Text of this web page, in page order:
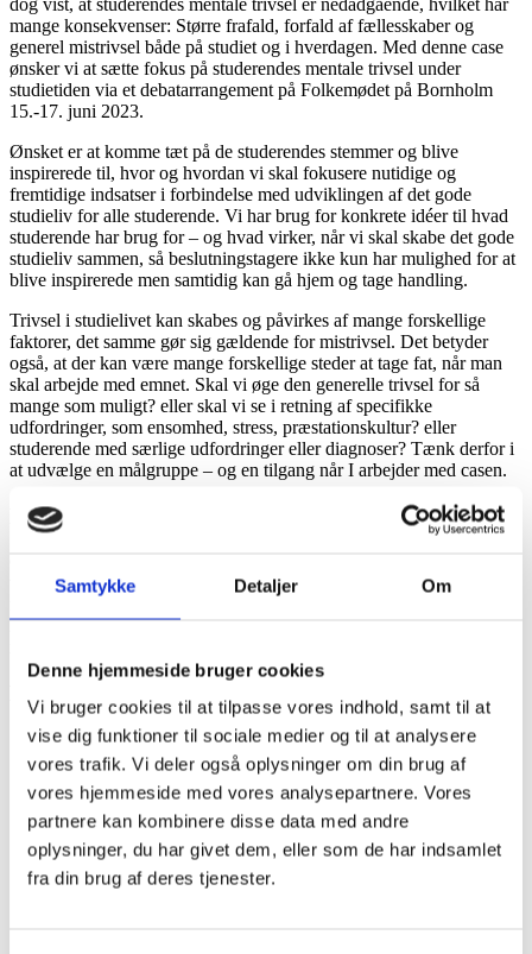
Samtykke Detaljer Om
Denne hjemmeside bruger cookies
Vi bruger cookies til at tilpasse vores indhold, samt til at
vise dig funktioner til sociale medier og til at analysere
vores trafik. Vi deler også oplysninger om din brug af
vores hjemmeside med vores analysepartnere. Vores
partnere kan kombinere disse data med andre
oplysninger, du har givet dem, eller som de har indsamlet
fra din brug af deres tjenester.
mange konsekvenser: Større frafald, forfald af fællesskaber og
generel mistrivsel både på studiet og i hverdagen. Med denne case
ønsker vi at sætte fokus på studerendes mentale trivsel under
studietiden via et debatarrangement på Folkemødet på Bornholm
15.-17. juni 2023.
Ønsket er at komme tæt på de studerendes stemmer og blive
inspirerede til, hvor og hvordan vi skal fokusere nutidige og
fremtidige indsatser i forbindelse med udviklingen af det gode
studieliv for alle studerende. Vi har brug for konkrete idéer til hvad
studerende har brug for – og hvad virker, når vi skal skabe det gode
studieliv sammen, så beslutningstagere ikke kun har mulighed for at
blive inspirerede men samtidig kan gå hjem og tage handling.
Trivsel i studielivet kan skabes og påvirkes af mange forskellige
faktorer, det samme gør sig gældende for mistrivsel. Det betyder
også, at der kan være mange forskellige steder at tage fat, når man
skal arbejde med emnet. Skal vi øge den generelle trivsel for så
mange som muligt? eller skal vi se i retning af specifikke
udfordringer, som ensomhed, stress, præstationskultur? eller
studerende med særlige udfordringer eller diagnoser? Tænk derfor i
at udvælge en målgruppe – og en tilgang når I arbejder med casen.
Praktisk
tage til Bornholm og stå for debatarrangementet under Folkemødet
Partnerskabet står for at booke og betale for transport og overnatning
Deadline på DR
Rapport fra VIVE
Center for Ungdomsforskning
Video fra KU
Ensomhed blandt unge (PURE – AAU)
EVAs site om trivsel på videregående
uddannelser
DJØFs trivselsanalyse